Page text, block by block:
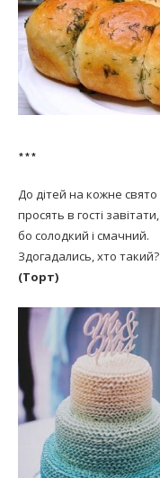
***
До дітей на кожне свято
просять в гості завітати,
бо солодкий і смачний.
Здогадались, хто такий?
(Торт)